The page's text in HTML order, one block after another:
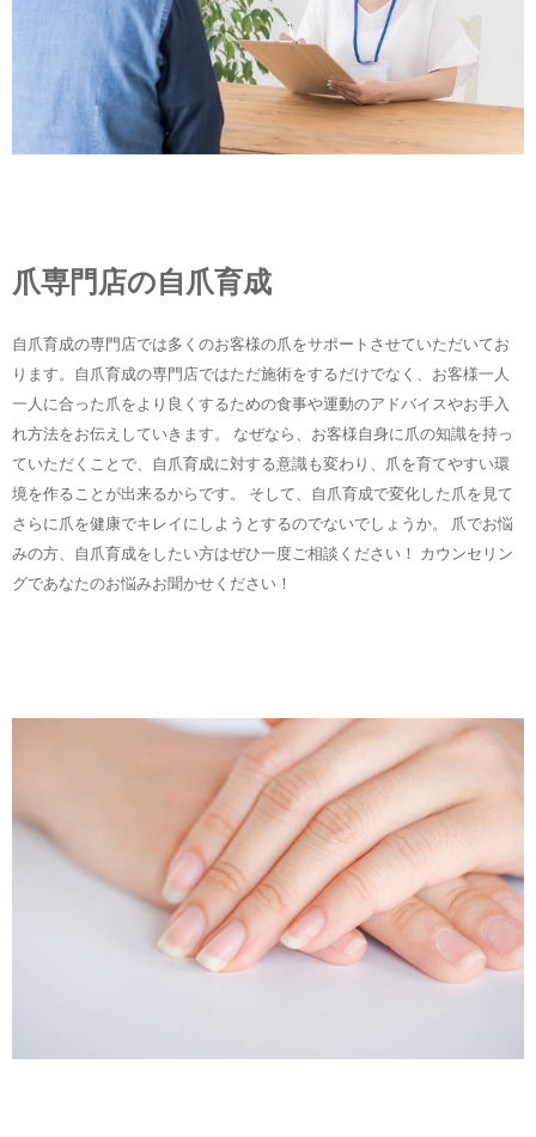
爪専門店の自爪育成
自爪育成の専門店では多くのお客様の爪をサポートさせていただいてお
ります。自爪育成の専門店ではただ施術をするだけでなく、お客様一人
一人に合った爪をより良くするための食事や運動のアドバイスやお手入
れ方法をお伝えしていきます。 なぜなら、お客様自身に爪の知識を持っ
ていただくことで、自爪育成に対する意識も変わり、爪を育てやすい環
境を作ることが出来るからです。 そして、自爪育成で変化した爪を見て
さらに爪を健康でキレイにしようとするのでないでしょうか。 爪でお悩
みの方、自爪育成をしたい方はぜひ一度ご相談ください！ カウンセリン
グであなたのお悩みお聞かせください！